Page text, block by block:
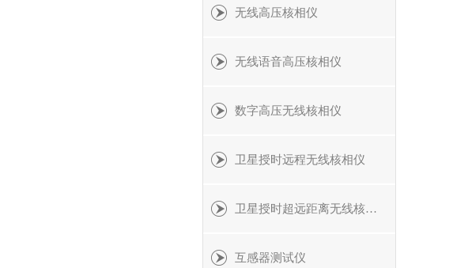
无线高压核相仪
无线语音高压核相仪
数字高压无线核相仪
卫星授时远程无线核相仪
卫星授时超远距离无线核相仪
互感器测试仪